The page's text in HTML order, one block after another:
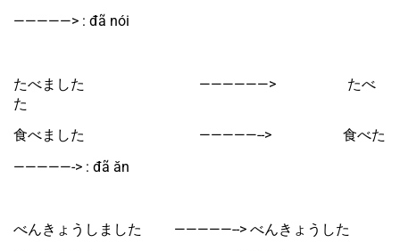
—————> : đã nói
たべました　　　　　　　　——————>　　　　　たべ
た
食べました　　　　　　　　—————-->　　　　　食べた
—————-> : đã ăn
べんきょうしました　　 —————--> べんきょうした